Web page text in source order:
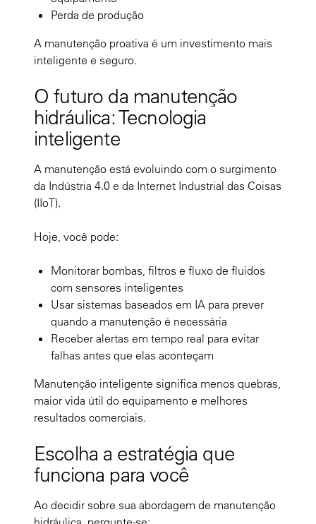
Perda de produção
A manutenção proativa é um investimento mais
inteligente e seguro.
O futuro da manutenção
hidráulica: Tecnologia
inteligente
A manutenção está evoluindo com o surgimento
da Indústria 4.0 e da Internet Industrial das Coisas
(IIoT).
Hoje, você pode:
Monitorar bombas, filtros e fluxo de fluidos
com sensores inteligentes
Usar sistemas baseados em IA para prever
quando a manutenção é necessária
Receber alertas em tempo real para evitar
falhas antes que elas aconteçam
Manutenção inteligente significa menos quebras,
maior vida útil do equipamento e melhores
resultados comerciais.
Escolha a estratégia que
funciona para você
Ao decidir sobre sua abordagem de manutenção